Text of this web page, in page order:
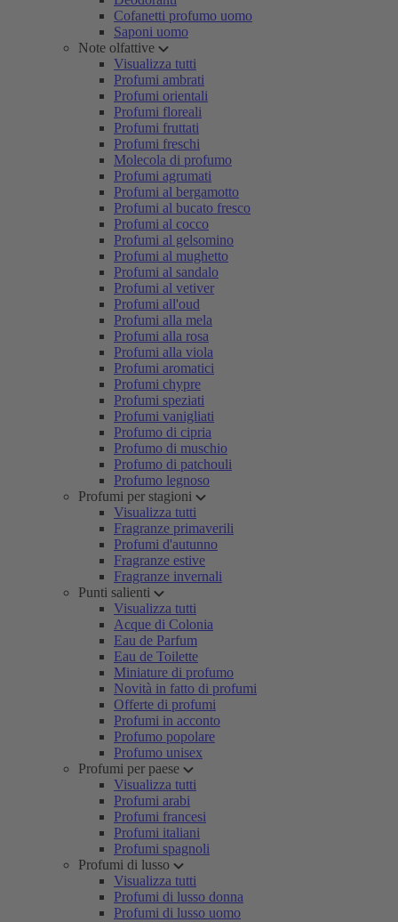
Cofanetti profumo uomo
Saponi uomo
Note olfattive
Visualizza tutti
Profumi ambrati
Profumi orientali
Profumi floreali
Profumi fruttati
Profumi freschi
Molecola di profumo
Profumi agrumati
Profumi al bergamotto
Profumi al bucato fresco
Profumi al cocco
Profumi al gelsomino
Profumi al mughetto
Profumi al sandalo
Profumi al vetiver
Profumi all'oud
Profumi alla mela
Profumi alla rosa
Profumi alla viola
Profumi aromatici
Profumi chypre
Profumi speziati
Profumi vanigliati
Profumo di cipria
Profumo di muschio
Profumo di patchouli
Profumo legnoso
Profumi per stagioni
Visualizza tutti
Fragranze primaverili
Profumi d'autunno
Fragranze estive
Fragranze invernali
Punti salienti
Visualizza tutti
Acque di Colonia
Eau de Parfum
Eau de Toilette
Miniature di profumo
Novità in fatto di profumi
Offerte di profumi
Profumi in acconto
Profumo popolare
Profumo unisex
Profumi per paese
Visualizza tutti
Profumi arabi
Profumi francesi
Profumi italiani
Profumi spagnoli
Profumi di lusso
Visualizza tutti
Profumi di lusso donna
Profumi di lusso uomo